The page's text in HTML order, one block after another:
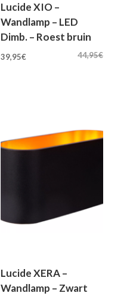
Lucide XIO –
Wandlamp – LED
Dimb. – Roest bruin
44,95€
Oorspronkelijke
39,95€
Lucide XERA –
Wandlamp – Zwart